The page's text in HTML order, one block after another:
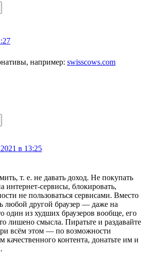
например: swisscows.com
в 13:25
т. е. не давать доход. Не покупать
интернет-сервисы, блокировать,
не пользоваться сервисами. Вместо
любой другой браузер — даже на
один из худших браузеров вообще, его
лишено смысла. Пиратьте и раздавайте
всём этом — по возможности
качественного контента, донатьте им и